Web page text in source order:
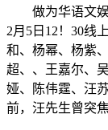
做为华语文娱
2月5日12！30线
和、杨幂、杨紫
超、、王嘉尔、
娅、陈伟霆、汪
前，汪先生曾突